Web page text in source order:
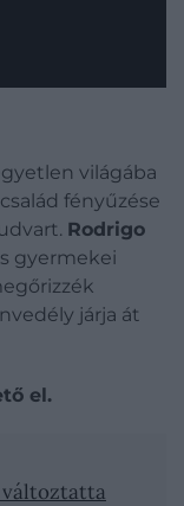
világába
fényűzése
Rodrigo
gyermekei
járja át
el.
változtatta